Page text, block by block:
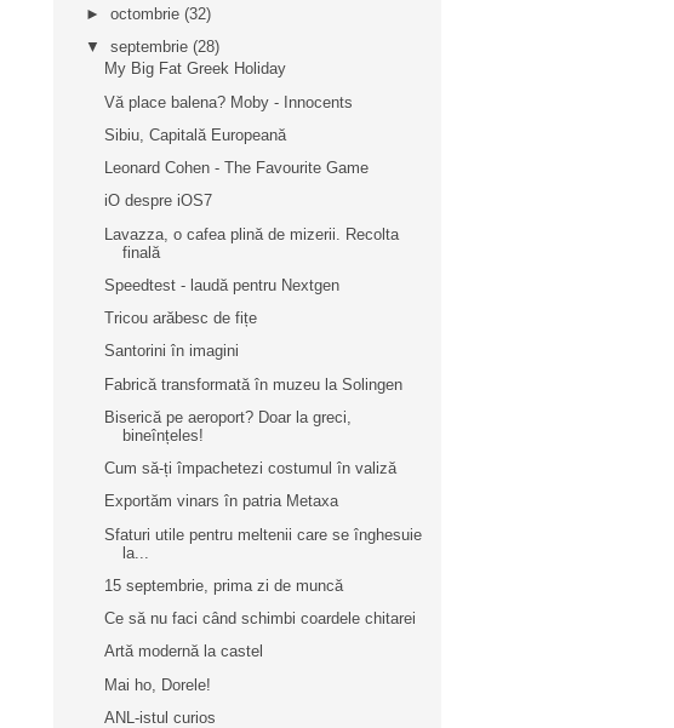
► octombrie (32)
▼ septembrie (28)
My Big Fat Greek Holiday
Vă place balena? Moby - Innocents
Sibiu, Capitală Europeană
Leonard Cohen - The Favourite Game
iO despre iOS7
Lavazza, o cafea plină de mizerii. Recolta
finală
Speedtest - laudă pentru Nextgen
Tricou arăbesc de fițe
Santorini în imagini
Fabrică transformată în muzeu la Solingen
Biserică pe aeroport? Doar la greci,
bineînțeles!
Cum să-ți împachetezi costumul în valiză
Exportăm vinars în patria Metaxa
Sfaturi utile pentru meltenii care se înghesuie
la...
15 septembrie, prima zi de muncă
Ce să nu faci când schimbi coardele chitarei
Artă modernă la castel
Mai ho, Dorele!
ANL-istul curios